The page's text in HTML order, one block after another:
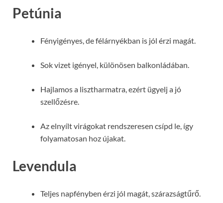
Petúnia
Fényigényes, de félárnyékban is jól érzi magát.
Sok vizet igényel, különösen balkonládában.
Hajlamos a lisztharmatra, ezért ügyelj a jó
szellőzésre.
Az elnyílt virágokat rendszeresen csípd le, így
folyamatosan hoz újakat.
Levendula
Teljes napfényben érzi jól magát, szárazságtűrő.